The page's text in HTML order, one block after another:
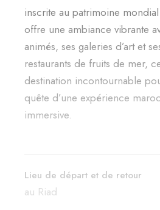
inscrite au patrimoine
offre une ambiance vibrante
animés, ses galeries d’art et
restaurants de fruits de mer,
destination incontournable
quête d’une expérience
immersive.
Lieu de départ et de retour
au Riad